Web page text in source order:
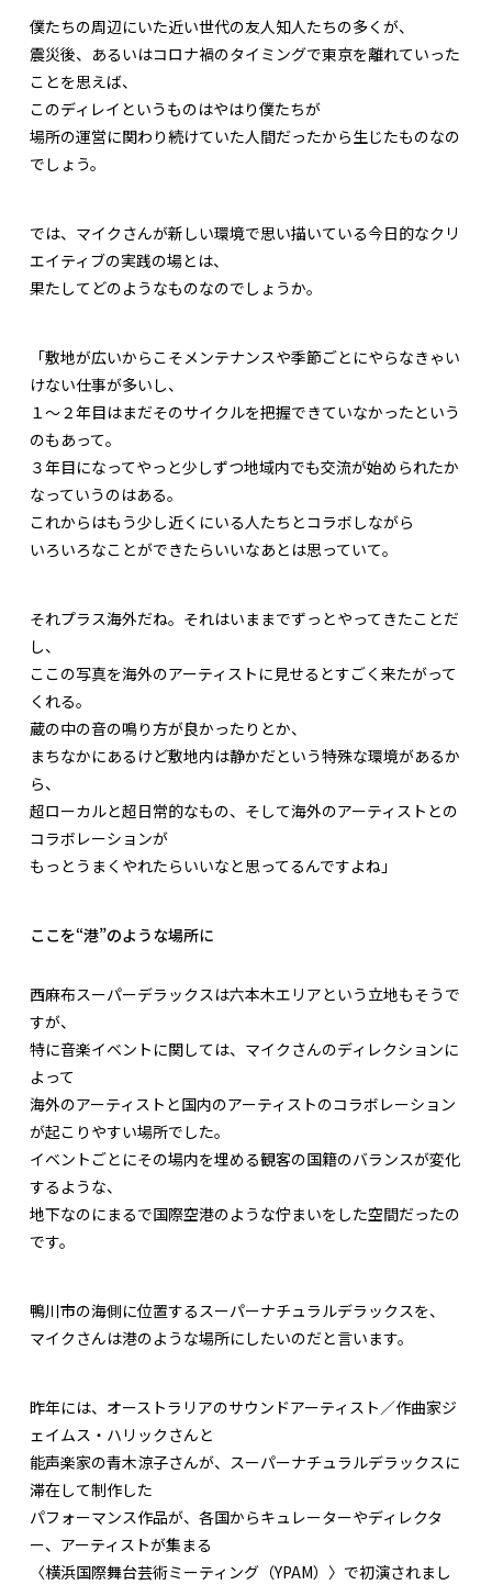
僕たちの周辺にいた近い世代の友人知人たちの多くが、
震災後、あるいはコロナ禍のタイミングで東京を離れていった
ことを思えば、
このディレイというものはやはり僕たちが
場所の運営に関わり続けていた人間だったから生じたものなの
でしょう。
では、マイクさんが新しい環境で思い描いている今日的なクリ
エイティブの実践の場とは、
果たしてどのようなものなのでしょうか。
「敷地が広いからこそメンテナンスや季節ごとにやらなきゃい
けない仕事が多いし、
１～２年目はまだそのサイクルを把握できていなかったという
のもあって。
３年目になってやっと少しずつ地域内でも交流が始められたか
なっていうのはある。
これからはもう少し近くにいる人たちとコラボしながら
いろいろなことができたらいいなあとは思っていて。
それプラス海外だね。それはいままでずっとやってきたことだ
し、
ここの写真を海外のアーティストに見せるとすごく来たがって
くれる。
蔵の中の音の鳴り方が良かったりとか、
まちなかにあるけど敷地内は静かだという特殊な環境があるか
ら、
超ローカルと超日常的なもの、そして海外のアーティストとの
コラボレーションが
もっとうまくやれたらいいなと思ってるんですよね」
ここを“港”のような場所に
西麻布スーパーデラックスは六本木エリアという立地もそうで
すが、
特に音楽イベントに関しては、マイクさんのディレクションに
よって
海外のアーティストと国内のアーティストのコラボレーション
が起こりやすい場所でした。
イベントごとにその場内を埋める観客の国籍のバランスが変化
するような、
地下なのにまるで国際空港のような佇まいをした空間だったの
です。
鴨川市の海側に位置するスーパーナチュラルデラックスを、
マイクさんは港のような場所にしたいのだと言います。
昨年には、オーストラリアのサウンドアーティスト／作曲家ジ
ェイムス・ハリックさんと
能声楽家の青木涼子さんが、スーパーナチュラルデラックスに
滞在して制作した
パフォーマンス作品が、各国からキュレーターやディレクタ
ー、アーティストが集まる
〈横浜国際舞台芸術ミーティング（YPAM）〉で初演されまし